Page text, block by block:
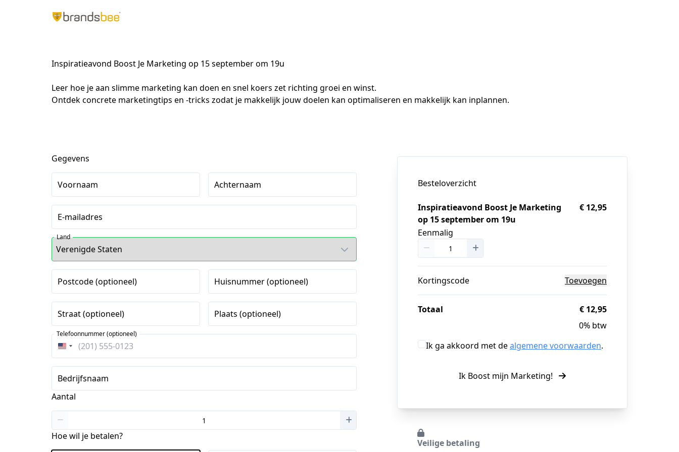
Inspiratieavond Boost Je Marketing op 15 september om 19u
Leer hoe je aan slimme marketing kan doen en snel koers zet richting groei en winst.
Ontdek concrete marketingtips en -tricks zodat je makkelijk jouw doelen kan optimaliseren en makkelijk kan inplannen.
Gegevens
Voornaam Achternaam
E-mailadres
Land
Postcode (optioneel) Huisnummer (optioneel)
Straat (optioneel) Plaats (optioneel)
Verenigde
Staten
+1
Telefoonnummer (optioneel)
Bedrijfsnaam
Aantal
Hoe wil je betalen?
Besteloverzicht
Inspiratieavond Boost Je Marketing
op 15 september om 19u
Eenmalig
€ 12,95
Kortingscode Toevoegen
Totaal
€ 12,95
0% btw
Ik ga akkoord met dealgemene voorwaarden.
Ik Boost mijn Marketing!
Veilige betaling